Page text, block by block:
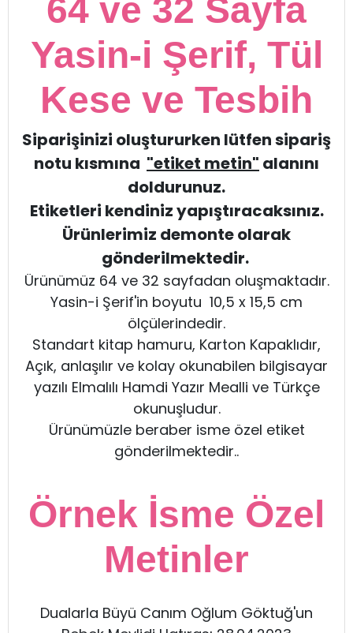
64 ve 32 Sayfa
Yasin-i Şerif, Tül
Kese ve Tesbih
Siparişinizi oluştururken lütfen sipariş
notu kısmına "etiket metin" alanını
doldurunuz.
Etiketleri kendiniz yapıştıracaksınız.
Ürünlerimiz demonte olarak
gönderilmektedir.
Ürünümüz 64 ve 32 sayfadan oluşmaktadır.
Yasin-i Şerif'in boyutu 10,5 x 15,5 cm
ölçülerindedir.
Standart kitap hamuru, Karton Kapaklıdır,
Açık, anlaşılır ve kolay okunabilen bilgisayar
yazılı Elmalılı Hamdi Yazır Mealli ve Türkçe
okunuşludur.
Ürünümüzle beraber isme özel etiket
gönderilmektedir..
Örnek İsme Özel
Metinler
Dualarla Büyü Canım Oğlum Göktuğ'un